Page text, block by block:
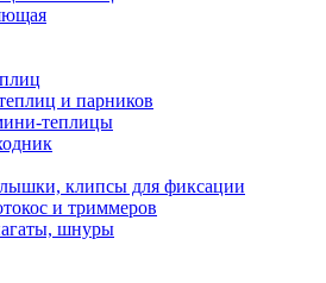
и парников
теплицы
клипсы для фиксации
и триммеров
шнуры